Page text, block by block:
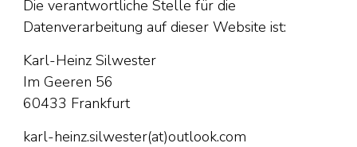
Die verantwortliche Stelle für die
Datenverarbeitung auf dieser Website ist:
Karl-Heinz Silwester
Im Geeren 56
60433 Frankfurt
karl-heinz.silwester(at)outlook.com